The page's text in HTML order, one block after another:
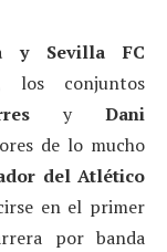
y Sevilla FC
los conjuntos
y Dani
de lo mucho
del Atlético
en el primer
por banda